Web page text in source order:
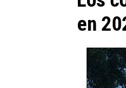
en